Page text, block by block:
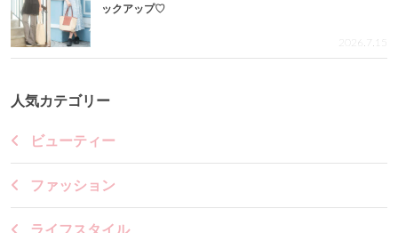
ックアップ♡
2026.7.15
人気カテゴリー
ビューティー
ファッション
ライフスタイル